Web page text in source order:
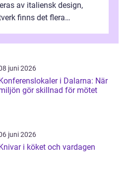
av italiensk design,
finns det flera
juni 2026
Konferenslokaler i Dalarna: När
gör skillnad för mötet
juni 2026
Knivar i köket och vardagen